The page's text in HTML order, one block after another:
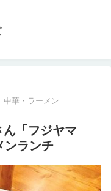
中華・ラーメン
「フジヤマ
ンランチ